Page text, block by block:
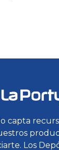
capta
Los